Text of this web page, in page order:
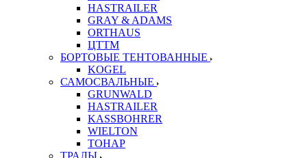
HASTRAILER
GRAY & ADAMS
ORTHAUS
ЦТТМ
БОРТОВЫЕ ТЕНТОВАННЫЕ
KOGEL
САМОСВАЛЬНЫЕ
GRUNWALD
HASTRAILER
KASSBOHRER
WIELTON
ТОНАР
ТРАЛЫ